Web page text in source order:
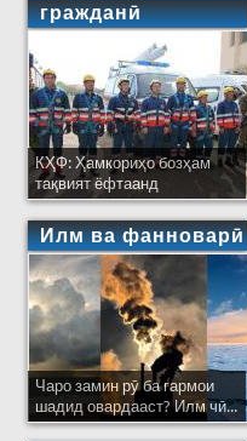
гражданӣ
КҲФ: Ҳамкориҳо бозҳам
тақвият ёфтаанд
Илм ва фанноварӣ
Чаро замин рӯ ба гармои
шадид овардааст? Илм чӣ...